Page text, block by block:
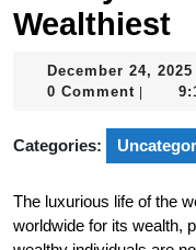
Wealthiest
December 24, 2025
0 Comment
Categories:
The luxurious life of the
worldwide for its wealth,